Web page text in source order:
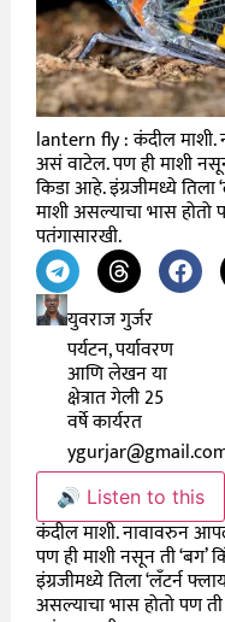
lantern fly : कंदील माशी.
असं वाटेल. पण ही माशी
किडा आहे. इंग्रजीमध्ये
माशी असल्याचा भास होतो
पतंगासारखी.
युवराज गुर्जर
पर्यटन, पर्यावरण
आणि लेखन या
क्षेत्रात गेली 25
वर्षे कार्यरत
🔊 Listen to this
कंदील माशी. नावावरुन
पण ही माशी नसून ती ‘बग’
इंग्रजीमध्ये तिला ‘लॅंटर्न
असल्याचा भास होतो पण